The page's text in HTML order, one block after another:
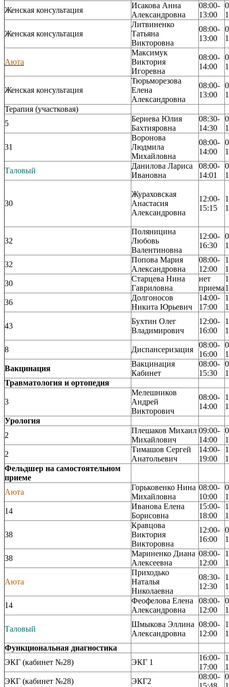
Женская консультация
Исакова Анна
Александровна
08:00-
13:00
Женская консультация
Литвиненко
Татьяна
Викторовна
08:00-
13:00
Аюта
Максимук
Виктория
Игоревна
08:00-
14:00
Женская консультация
Тюрьморезова
Елена
Александровна
08:00-
13:00
Терапия (участковая)
5
Бериева Юлия
Бахтияровна
08:30-
14:30
31
Воронова
Людмила
Михайловна
08:00-
14:00
Таловый
Данилова Лариса
Ивановна
08:00-
14:01
30
Жураховская
Анастасия
Александровна
12:00-
15:15
32
Поляницина
Любовь
Валентиновна
12:00-
16:30
32
Попова Мария
Александровна
08:00-
12:00
30
Старцева Нина
Гавриловна
нет
приема
36
Долгоносов
Никита Юрьевич
14:00-
17:00
43
Бухтин Олег
Владимирович
12:00-
16:00
8 Диспансеризация
08:00-
16:00
Вакцинация
Вакцинация
Кабинет
08:00-
15:30
Травматология и ортопедия
3
Мелешников
Андрей
Викторович
08:00-
14:00
Урология
2
Плешаков Михаил
Михайлович
09:00-
14:00
2
Тимашов Сергей
Анатольевич
14:00-
19:00
Фельдшер на самостоятельном
приеме
Аюта
Горьковенко Нина
Михайловна
08:00-
10:00
14
Иванова Елена
Борисовна
15:00-
18:00
38
Кравцова
Виктория
Викторовна
12:00-
16:00
38
Мариненко Диана
Алексеевна
08:00-
12:00
Аюта
Приходько
Наталья
Николаевна
08:30-
12:30
14
Феофелова Елена
Александровна
08:00-
12:00
Таловый
Шмыкова Эллина
Александровна
08:00-
12:00
Функциональная диагностика
ЭКГ (кабинет №28)
ЭКГ 1
16:00-
17:00
ЭКГ (кабинет №28)
ЭКГ2
08:00-